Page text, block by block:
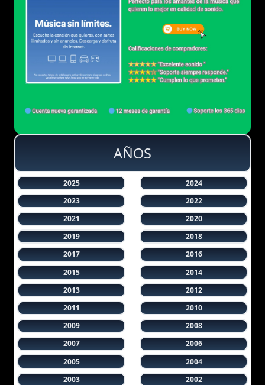
AÑOS
2025
2024
2023
2022
2021
2020
2019
2018
2017
2016
2015
2014
2013
2012
2011
2010
2009
2008
2007
2006
2005
2004
2003
2002